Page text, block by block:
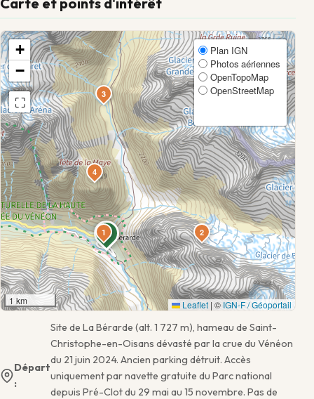
1 2
3
4
+
−
⛶
Plan IGN
Photos aériennes
OpenTopoMap
OpenStreetMap
1 km Leaflet | © IGN-F / Géoportail
Départ
:
Site de La Bérarde (alt. 1 727 m), hameau de Saint-
Christophe-en-Oisans dévasté par la crue du Vénéon
du 21 juin 2024. Ancien parking détruit. Accès
uniquement par navette gratuite du Parc national
depuis Pré-Clot du 29 mai au 15 novembre. Pas de